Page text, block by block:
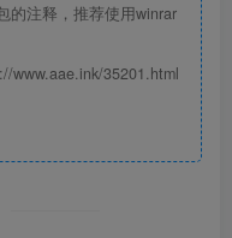
的注释，推荐使用winrar
www.aae.ink/35201.html